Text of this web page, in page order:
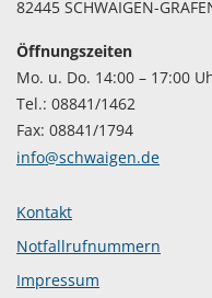
82445 SCHWAIGEN-
Öffnungszeiten
Mo. u. Do. 14:00 – 17:00
Tel.: 08841/1462
Fax: 08841/1794
info@schwaigen.de
Kontakt
Notfallrufnummern
Impressum